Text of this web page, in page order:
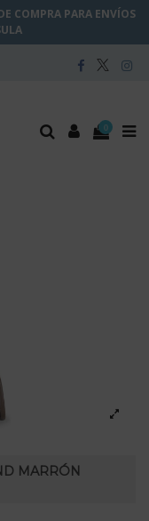
COMPRA PARA ENVÍOS
0
MARRÓN